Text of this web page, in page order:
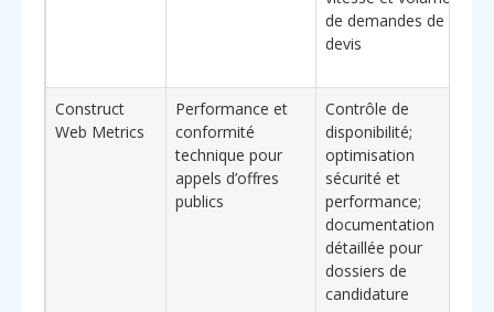
de demandes de
devis
Construct
Web Metrics
Performance et
conformité
technique pour
appels d’offres
publics
Contrôle de
disponibilité;
optimisation
sécurité et
performance;
documentation
détaillée pour
dossiers de
candidature